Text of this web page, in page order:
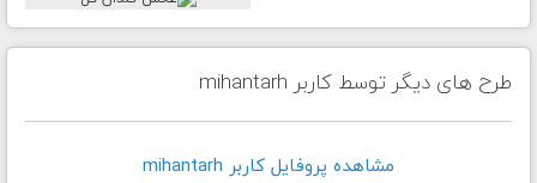
طرح های دیگر توسط کاربر mihantarh
مشاهده پروفايل کاربر mihantarh